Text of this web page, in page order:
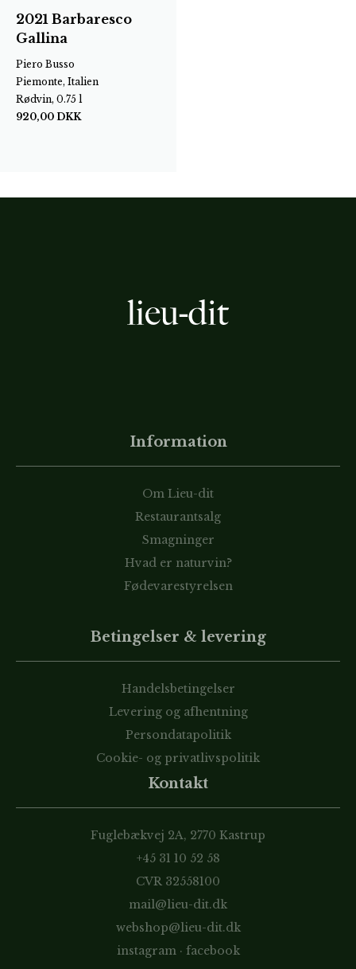
2021 Barbaresco
Gallina
Piero Busso
Piemonte, Italien
Rødvin, 0.75 l
920,00 DKK
Information
Om Lieu-dit
Restaurantsalg
Smagninger
Hvad er naturvin?
Fødevarestyrelsen
Betingelser & levering
Handelsbetingelser
Levering og afhentning
Persondatapolitik
Cookie- og privatlivspolitik
Kontakt
Fuglebækvej 2A, 2770 Kastrup
+45 31 10 52 58
CVR 32558100
mail@lieu-dit.dk
webshop@lieu-dit.dk
instagram· facebook